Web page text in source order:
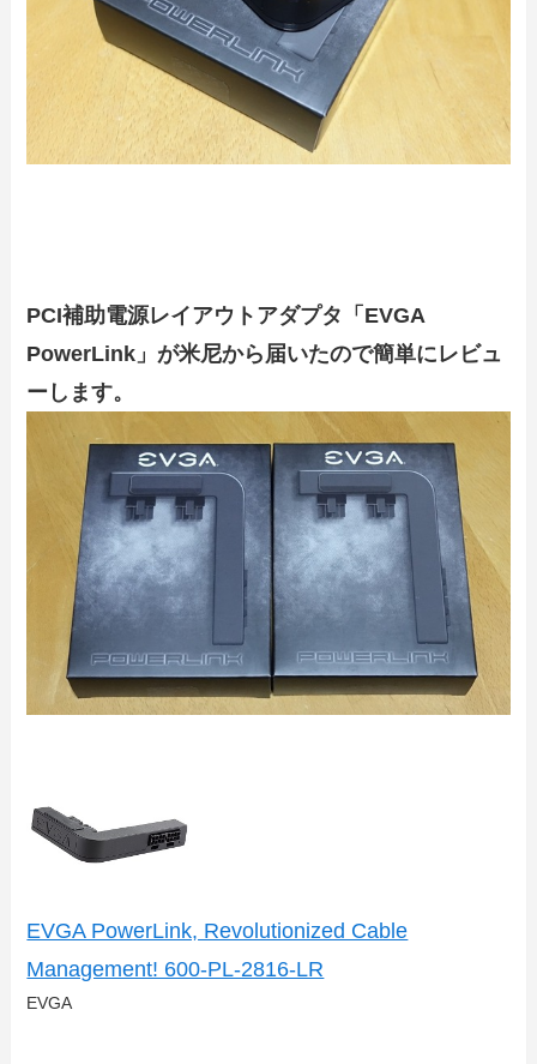
PCI補助電源レイアウトアダプタ「EVGA
PowerLink」が米尼から届いたので簡単にレビュ
ーします。
EVGA PowerLink, Revolutionized Cable
Management! 600-PL-2816-LR
EVGA